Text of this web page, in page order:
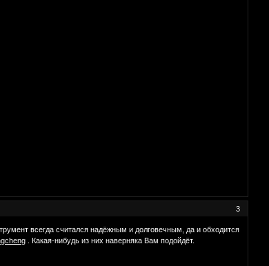
3
всегда считался надёжным и долговечным, да и обходится
. Какая-нибудь из них наверняка Вам подойдёт.